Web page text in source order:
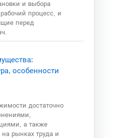
и выбора
процесс, и
перед
особенности
достаточно
а также
рынках труда и